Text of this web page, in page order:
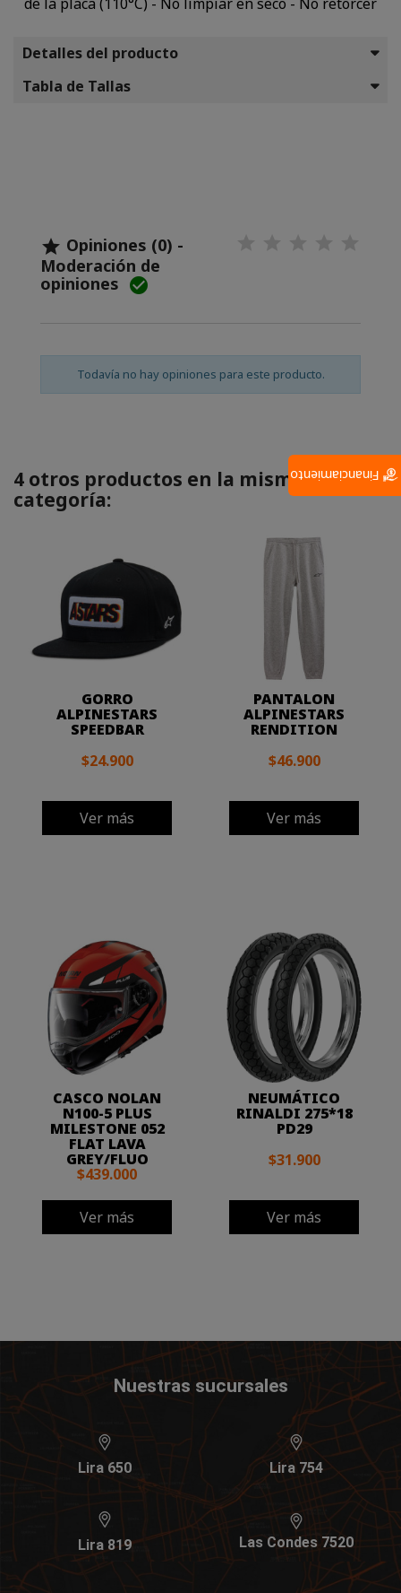
Detalles del producto
Tabla de Tallas
 Opiniones (0) -
Moderación de
opiniones 
Todavía no hay opiniones para este producto.
4 otros productos en la misma
categoría:
GORRO
ALPINESTARS
SPEEDBAR
$24.900
Ver más
PANTALON
ALPINESTARS
RENDITION
$46.900
Ver más
CASCO NOLAN
N100-5 PLUS
MILESTONE 052
FLAT LAVA
GREY/FLUO
$439.000
Ver más
NEUMÁTICO
RINALDI 275*18
PD29
$31.900
Ver más
Nuestras sucursales
Lira 650 Lira 754
Lira 819 Las Condes 7520
Financiamiento